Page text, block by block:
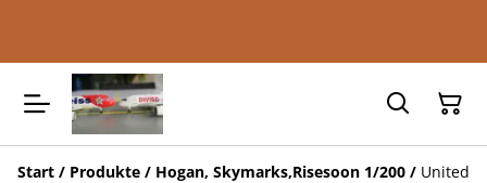
Start / Produkte / Hogan, Skymarks,Risesoon 1/200 / United